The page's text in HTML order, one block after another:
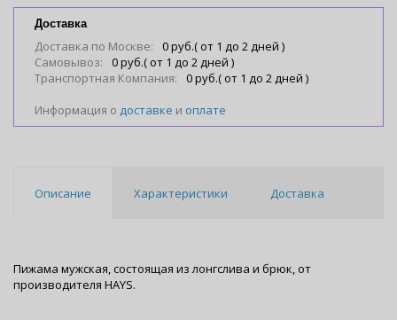
Доставка
Доставка по Москве:
0 руб.( от 1 до 2 дней )
Самовывоз:
0 руб.( от 1 до 2 дней )
Транспортная Компания:
0 руб.( от 1 до 2 дней )
Информация о доставке и оплате
Описание Характеристики Доставка
Пижама мужская, состоящая из лонгслива и брюк, от
производителя HAYS.